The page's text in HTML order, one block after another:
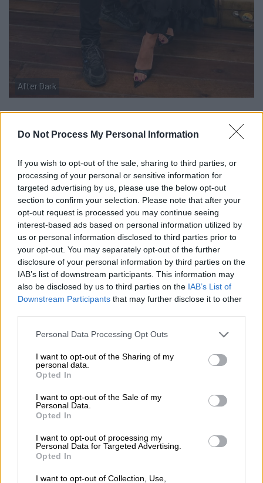
Do Not Process My Personal Information
If you wish to opt-out of the sale, sharing to third parties, or
processing of your personal or sensitive information for
targeted advertising by us, please use the below opt-out
section to confirm your selection. Please note that after your
opt-out request is processed you may continue seeing
interest-based ads based on personal information utilized by
us or personal information disclosed to third parties prior to
your opt-out. You may separately opt-out of the further
disclosure of your personal information by third parties on the
IAB’s list of downstream participants. This information may
also be disclosed by us to third parties on the IAB’s List of
Downstream Participants that may further disclose it to other
Please note that this website/app uses one or more Google
not limited to your visit or usage behaviour. You may click to
grant or deny consent to Google and its third-party tags to
use your data for below specified purposes in below Google
consent section.
Personal Data Processing Opt Outs
I want to opt-out of the Sharing of my
personal data.
Opted In
I want to opt-out of the Sale of my
Personal Data.
Opted In
I want to opt-out of processing my
Personal Data for Targeted Advertising.
Opted In
I want to opt-out of Collection, Use,
After Dark
Η αγαπημένη τραγουδίστρια εξηγεί πώς
αντιμετωπίζει την επιτυχία, μιλά για την
Λίγο πριν το τέλος της βραδιάς, η Ιουλία
Καλλιμάνη ανακοινώνει δύο μεγάλους
σταθμούς της καλοκαιρινής και
φθινοπωρινής της περιοδείας.Την Τρίτη 1
Ιουλίου θα εμφανιστεί στο Θέατρο Γης στη
Θεσσαλονίκη, ενώ στις 15 Σεπτεμβρίου θα
ανέβει στη σκηνή του Κατράκειου Θεάτρου
Νίκαιας, σε δύο ξεχωριστές συναυλίες που
αναμένεται να συγκεντρώσουν χιλιάδες
Φυσικά, η Ιουλία Καλλιμάνη δεν θα μπορούσε
να μην παίξει το αγαπημένο παιχνίδι του
Θέμη,«Δάγκωσε τη γλώσσα σου»,
σχολιάζοντας πρόσωπα της μουσικής με τον
δικό της αυθόρμητο τρόπο.
Στο τέλος έρχεται το καλύτερο,
απολαυστικό και αποκαλυπτικό
εξομολογητήριο, όπου η Ιουλία απαντά στις